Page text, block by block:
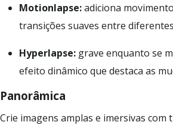
Motionlapse:adiciona
transições suaves entre
Hyperlapse: grave enquanto se
efeito dinâmico que destaca as
Panorâmica
Crie imagens amplas e imersivas com